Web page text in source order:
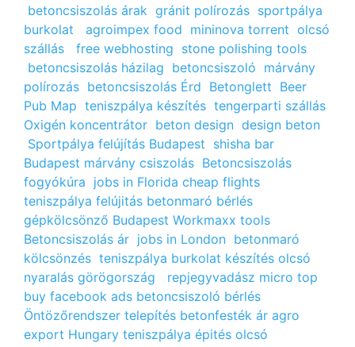
betoncsiszolás árak gránit polírozás sportpálya
burkolat
agroimpex food mininova torrent olcsó
szállás
free webhosting stone polishing tools
betoncsiszolás házilag betoncsiszoló márvány
polírozás betoncsiszolás Érd Betonglett Beer
Pub Map teniszpálya készítés tengerparti szállás
Oxigén koncentrátor beton design design beton
Sportpálya felújítás Budapest shisha bar
Budapest márvány csiszolás Betoncsiszolás
fogyókúra jobs in Florida cheap flights
teniszpálya felújitás betonmaró bérlés
gépkölcsönző Budapest Workmaxx tools
Betoncsiszolás ár jobs in London betonmaró
kölcsönzés teniszpálya burkolat készítés olcsó
nyaralás görögország
repjegyvadász micro top
buy facebook ads betoncsiszoló bérlés
Öntözőrendszer telepítés betonfesték ár agro
export Hungary teniszpálya épités olcsó